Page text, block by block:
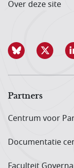
Over deze site
Partners
Centrum voor
Documentatie